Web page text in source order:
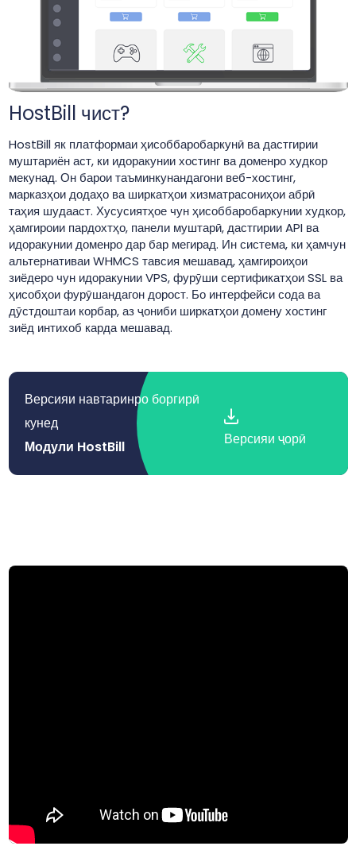
HostBill чист?
HostBill як платформаи ҳисоббаробаркунӣ ва дастгирии
муштариён аст, ки идоракунии хостинг ва доменро худкор
мекунад. Он барои таъминкунандагони веб-хостинг,
марказҳои додаҳо ва ширкатҳои хизматрасониҳои абрӣ
таҳия шудааст. Хусусиятҳое чун ҳисоббаробаркунии худкор,
ҳамгироии пардохтҳо, панели муштарӣ, дастгирии API ва
идоракунии доменро дар бар мегирад. Ин система, ки ҳамчун
альтернативаи WHMCS тавсия мешавад, ҳамгироиҳои
зиёдеро чун идоракунии VPS, фурӯши сертификатҳои SSL ва
ҳисобҳои фурӯшандагон дорост. Бо интерфейси сода ва
дӯстдоштаи корбар, аз ҷониби ширкатҳои домену хостинг
зиёд интихоб карда мешавад.
Версияи навтаринро боргирӣ
кунед
Модули HostBill
Версияи ҷорӣ